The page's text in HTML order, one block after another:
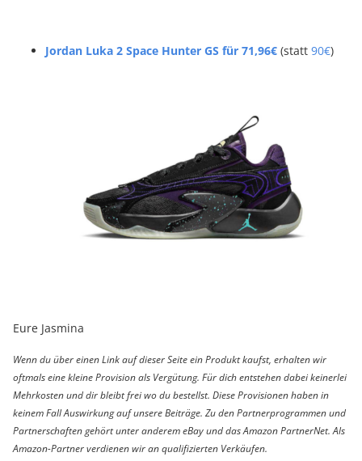
Jordan Luka 2 Space Hunter GS für 71,96€ (statt 90€)
Eure Jasmina
Wenn du über einen Link auf dieser Seite ein Produkt kaufst, erhalten wir
oftmals eine kleine Provision als Vergütung. Für dich entstehen dabei keinerlei
Mehrkosten und dir bleibt frei wo du bestellst. Diese Provisionen haben in
keinem Fall Auswirkung auf unsere Beiträge. Zu den Partnerprogrammen und
Partnerschaften gehört unter anderem eBay und das Amazon PartnerNet. Als
Amazon-Partner verdienen wir an qualifizierten Verkäufen.